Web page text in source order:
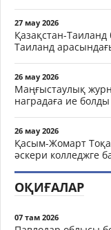
27 мау 2026
Қазақстан-
Таиланд
26 мау 2026
Маңғыстаулық
наградаға ие болды
26 мау 2026
Қасым-Жомарт
әскери колледжге
ОҚИҒАЛАР
07 там 2026